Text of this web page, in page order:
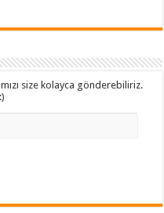
size kolayca gönderebiliriz.